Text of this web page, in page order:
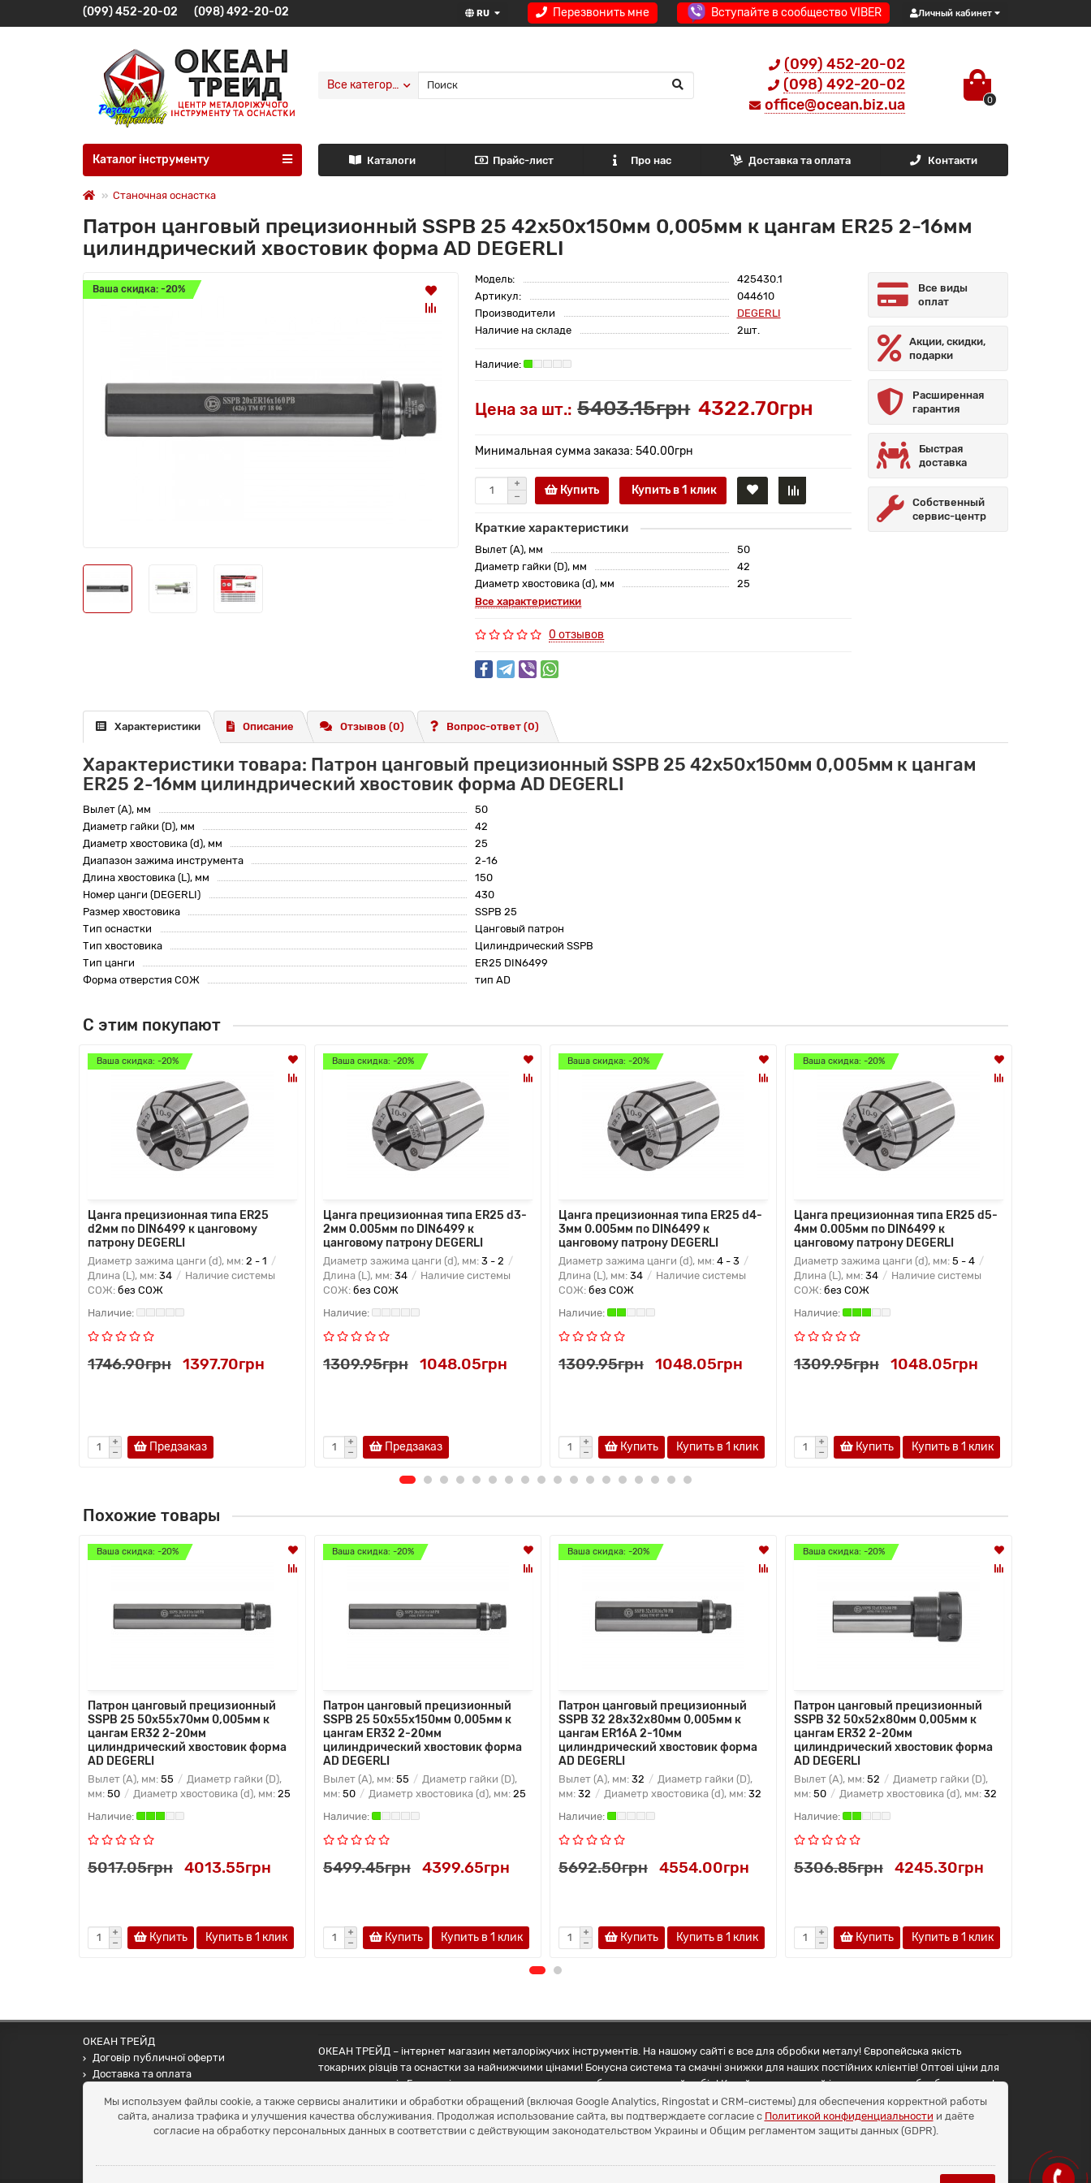
Перезвонить мне Вступайте в сообщество VIBER Личный кабинет
RU
(099) 452-20-02 (098) 492-20-02
(099) 452-20-02
(098) 492-20-02
office@ocean.biz.ua
0
Все категории
Каталог інструменту Каталоги Прайс-лист Про нас Доставка та оплата Контакти
Станочная оснастка
Патрон цанговый прецизионный SSPB 25 42x50x150мм 0,005мм к цангам ER25 2-16мм
цилиндрический хвостовик форма AD DEGERLI
Ваша скидка: -20%
Модель:
425430.1
Артикул:
044610
Производители
DEGERLI
Наличие на складе
2шт.
Цена за шт.: 5403.15грн 4322.70грн
Минимальная сумма заказа: 540.00грн
Купить Купить в 1 клик
Краткие характеристики
Вылет (A), мм
50
Диаметр гайки (D), мм
42
Диаметр хвостовика (d), мм
25
Все характеристики
0 отзывов
Все виды
оплат
Акции, скидки,
подарки
Расширенная
гарантия
Быстрая
доставка
Собственный
сервис-центр
Характеристики Описание Отзывов (0) Вопрос-ответ (0)
Характеристики товара: Патрон цанговый прецизионный SSPB 25 42x50x150мм 0,005мм к цангам
ER25 2-16мм цилиндрический хвостовик форма AD DEGERLI
Вылет (A), мм
50
Диаметр гайки (D), мм
42
Диаметр хвостовика (d), мм
25
Диапазон зажима инструмента
2-16
Длина хвостовика (L), мм
150
Номер цанги (DEGERLI)
430
Размер хвостовика
SSPB 25
Тип оснастки
Цанговый патрон
Тип хвостовика
Цилиндрический SSPB
Тип цанги
ER25 DIN6499
Форма отверстия СОЖ
тип AD
С этим покупают
Ваша скидка: -20%
Цанга прецизионная типа ER25
d2мм по DIN6499 к цанговому
патрону DEGERLI
Диаметр зажима цанги (d), мм: 2 - 1
Длина (L), мм: 34
Наличие системы
СОЖ: без СОЖ
1746.90грн 1397.70грн
Предзаказ
Ваша скидка: -20%
Цанга прецизионная типа ER25 d3-
2мм 0.005мм по DIN6499 к
цанговому патрону DEGERLI
Диаметр зажима цанги (d), мм: 3 - 2
Длина (L), мм: 34
Наличие системы
СОЖ: без СОЖ
1309.95грн 1048.05грн
Предзаказ
Ваша скидка: -20%
Цанга прецизионная типа ER25 d4-
3мм 0.005мм по DIN6499 к
цанговому патрону DEGERLI
Диаметр зажима цанги (d), мм: 4 - 3
Длина (L), мм: 34
Наличие системы
СОЖ: без СОЖ
1309.95грн 1048.05грн
Купить Купить в 1 клик
Ваша скидка: -20%
Цанга прецизионная типа ER25 d5-
4мм 0.005мм по DIN6499 к
цанговому патрону DEGERLI
Диаметр зажима цанги (d), мм: 5 - 4
Длина (L), мм: 34
Наличие системы
СОЖ: без СОЖ
1309.95грн 1048.05грн
Купить Купить в 1 клик
Похожие товары
Ваша скидка: -20%
Патрон цанговый прецизионный
SSPB 25 50x55x70мм 0,005мм к
цангам ER32 2-20мм
цилиндрический хвостовик форма
AD DEGERLI
Вылет (A), мм: 55
Диаметр гайки (D),
мм: 50 Диаметр хвостовика (d), мм: 25
5017.05грн 4013.55грн
Купить Купить в 1 клик
Ваша скидка: -20%
Патрон цанговый прецизионный
SSPB 25 50x55x150мм 0,005мм к
цангам ER32 2-20мм
цилиндрический хвостовик форма
AD DEGERLI
Вылет (A), мм: 55
Диаметр гайки (D),
мм: 50 Диаметр хвостовика (d), мм: 25
5499.45грн 4399.65грн
Купить Купить в 1 клик
Ваша скидка: -20%
Патрон цанговый прецизионный
SSPB 32 28x32x80мм 0,005мм к
цангам ER16A 2-10мм
цилиндрический хвостовик форма
AD DEGERLI
Вылет (A), мм: 32
Диаметр гайки (D),
мм: 32 Диаметр хвостовика (d), мм: 32
5692.50грн 4554.00грн
Купить Купить в 1 клик
Ваша скидка: -20%
Патрон цанговый прецизионный
SSPB 32 50x52x80мм 0,005мм к
цангам ER32 2-20мм
цилиндрический хвостовик форма
AD DEGERLI
Вылет (A), мм: 52
Диаметр гайки (D),
мм: 50 Диаметр хвостовика (d), мм: 32
5306.85грн 4245.30грн
Купить Купить в 1 клик
ОКЕАН ТРЕЙД
Договір публичної оферти
Доставка та оплата
Умови повернення
+38 (099) 452-20-02
ОКЕАН ТРЕЙД – інтернет магазин металоріжучих інструментів. На нашому сайті є все для обробки металу! Європейська якість
токарних різців та оснастки за найнижчими цінами! Бонусна система та смачні знижки для наших постійних клієнтів! Оптові ціни для
наших партнерів Грамотні менеджери допоможуть зробити правильний вибір! Купуйте правильний інструмент для обробки металу!
Мы используем файлы cookie, а также сервисы аналитики и обработки обращений (включая Google Analytics, Ringostat и CRM-системы) для обеспечения корректной работы
сайта, анализа трафика и улучшения качества обслуживания. Продолжая использование сайта, вы подтверждаете согласие с Политикой конфиденциальности и даёте
согласие на обработку персональных данных в соответствии с действующим законодательством Украины и Общим регламентом защиты данных (GDPR).